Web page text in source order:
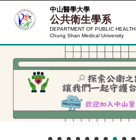
要
中山醫學大學
公共衛生學系
DEPARTMENT OF PUBLIC HEALTH,
Chung Shan Medical University